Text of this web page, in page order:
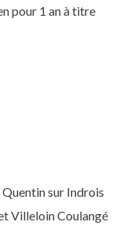
pour 1 an à titre
sur Indrois
Villeloin Coulangé